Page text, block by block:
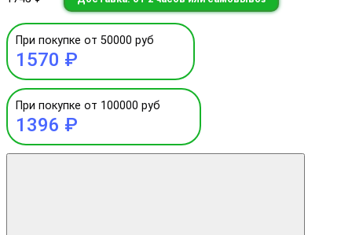
При покупке от 50000 руб
1570 ₽
При покупке от 100000 руб
1396 ₽